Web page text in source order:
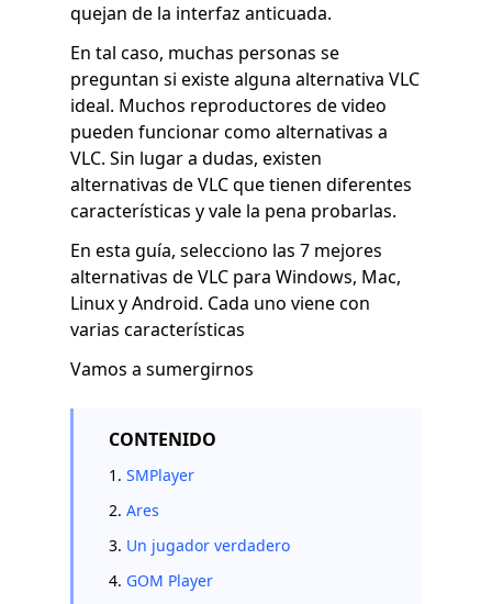
quejan de la interfaz anticuada.
En tal caso, muchas personas se
preguntan si existe alguna alternativa VLC
ideal. Muchos reproductores de video
pueden funcionar como alternativas a
VLC. Sin lugar a dudas, existen
alternativas de VLC que tienen diferentes
características y vale la pena probarlas.
En esta guía, selecciono las 7 mejores
alternativas de VLC para Windows, Mac,
Linux y Android. Cada uno viene con
varias características
Vamos a sumergirnos
CONTENIDO
1. SMPlayer
2. Ares
3. Un jugador verdadero
4. GOM Player